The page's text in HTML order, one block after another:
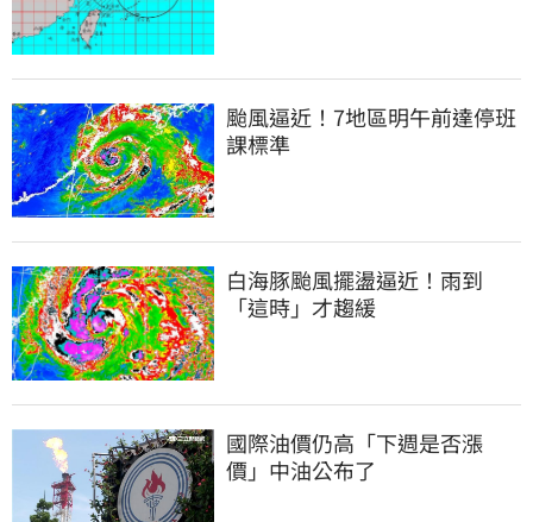
颱風逼近！7地區明午前達停班
課標準
白海豚颱風擺盪逼近！雨到
「這時」才趨緩
國際油價仍高「下週是否漲
價」中油公布了